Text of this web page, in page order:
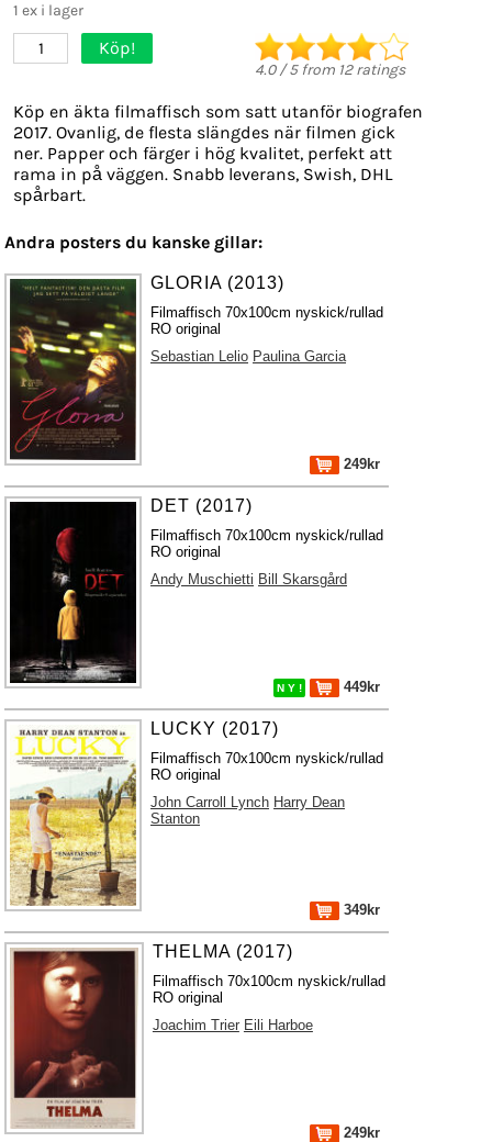
1 ex i lager
1 Köp!
4.0/5from 12ratings
Köp en äkta filmaffisch som satt utanför biografen
2017. Ovanlig, de flesta slängdes när filmen gick
ner. Papper och färger i hög kvalitet, perfekt att
rama in på väggen. Snabb leverans, Swish, DHL
spårbart.
Andra posters du kanske gillar:
GLORIA (2013)
Filmaffisch 70x100cm nyskick/rullad
RO original
Sebastian Lelio Paulina Garcia
249kr
DET (2017)
Filmaffisch 70x100cm nyskick/rullad
RO original
Andy Muschietti Bill Skarsgård
N Y ! 449kr
LUCKY (2017)
Filmaffisch 70x100cm nyskick/rullad
RO original
John Carroll Lynch Harry Dean
Stanton
349kr
THELMA (2017)
Filmaffisch 70x100cm nyskick/rullad
RO original
Joachim Trier Eili Harboe
249kr